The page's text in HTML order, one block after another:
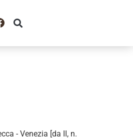
- Venezia [da II, n.